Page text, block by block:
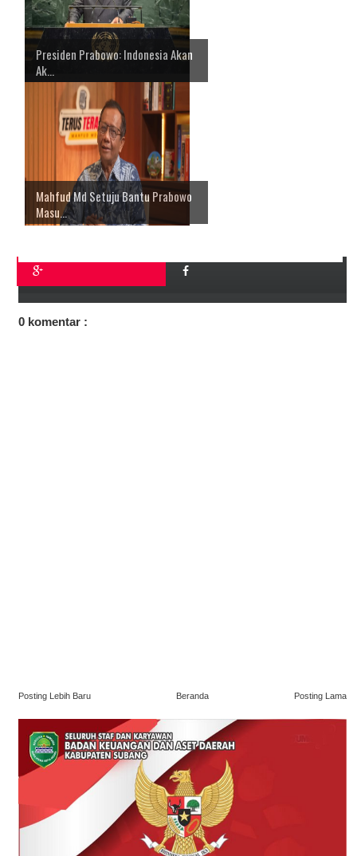
Presiden Prabowo: Indonesia Akan
Ak...
Mahfud Md Setuju Bantu Prabowo
Masu...
0 komentar :
Posting Lebih Baru Posting Lama
Beranda